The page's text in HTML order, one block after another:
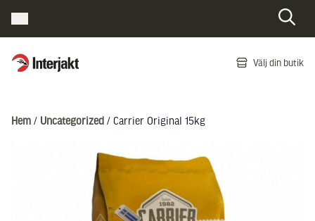
Interjakt SE Välj din butik
Hem / Uncategorized / Carrier Original 15kg